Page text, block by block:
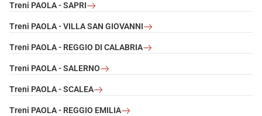
Treni PAOLA - SAPRI
Treni PAOLA - VILLA SAN GIOVANNI
Treni PAOLA - REGGIO DI CALABRIA
Treni PAOLA - SALERNO
Treni PAOLA - SCALEA
Treni PAOLA - REGGIO EMILIA